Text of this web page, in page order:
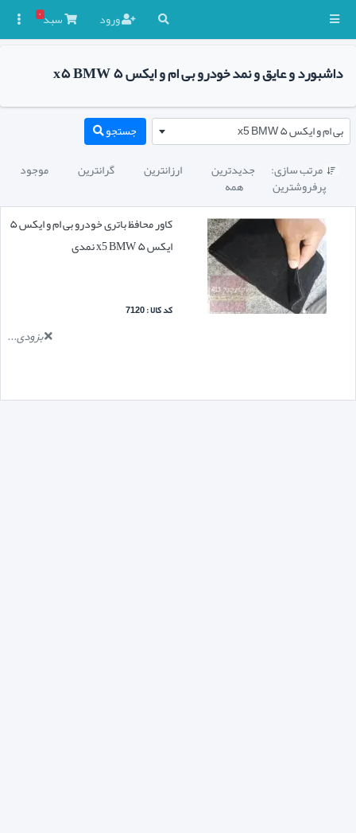
ورود سبد۰
داشبورد و عایق و نمد خودرو بی ام و ایکس ۵ x۵ BMW
بی ام و ایکس ۵ x5 BMW جستجو
 مرتب سازی: جدیدترین ارزانترین گرانترین موجود
پرفروشترین
همه
کاور محافظ باتری خودرو بی ام و ایکس ۵
ایکس ۵ x5 BMW نمدی
کد کالا : 7120
بزودی...